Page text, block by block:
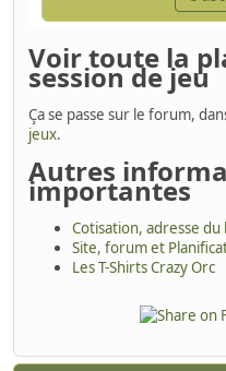
Voir toute la
session de jeu
Ça se passe sur le forum,
jeux.
Autres
importantes
Cotisation, adresse
Site, forum et
Les T-Shirts Crazy Orc